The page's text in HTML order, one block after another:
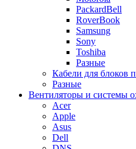
PackardBell
RoverBook
Samsung
Sony
Toshiba
Разные
Кабели для блоков
Разные
Вентиляторы и системы
Acer
Apple
Asus
Dell